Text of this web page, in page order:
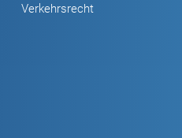
Verkehrsrecht